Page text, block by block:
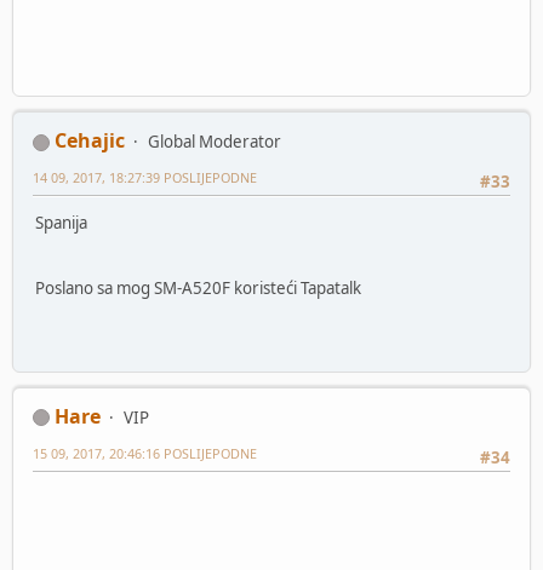
Cehajic
Global Moderator
#33
14 09, 2017, 18:27:39 POSLIJEPODNE
Spanija
Poslano sa mog SM-A520F koristeći Tapatalk
Hare
VIP
#34
15 09, 2017, 20:46:16 POSLIJEPODNE